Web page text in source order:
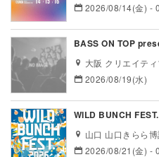
2026/08/14(金) -
BASS ON TOP
大阪 クリエイテ
2026/08/19(水)
WILD BUNCH
山口 山口きらら
2026/08/21(金) -